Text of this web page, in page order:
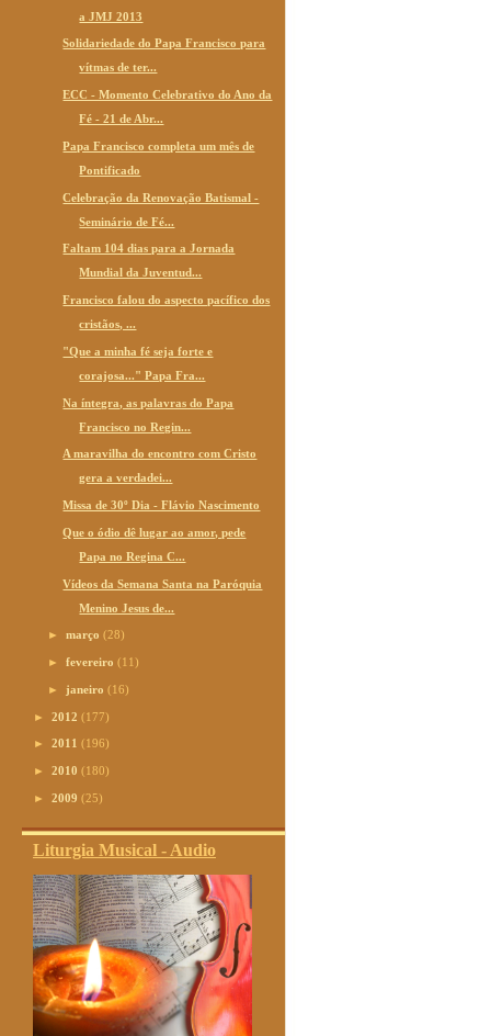
a JMJ 2013
Solidariedade do Papa Francisco para
vítmas de ter...
ECC - Momento Celebrativo do Ano da
Fé - 21 de Abr...
Papa Francisco completa um mês de
Pontificado
Celebração da Renovação Batismal -
Seminário de Fé...
Faltam 104 dias para a Jornada
Mundial da Juventud...
Francisco falou do aspecto pacífico dos
cristãos, ...
"Que a minha fé seja forte e
corajosa..." Papa Fra...
Na íntegra, as palavras do Papa
Francisco no Regin...
A maravilha do encontro com Cristo
gera a verdadei...
Missa de 30º Dia - Flávio Nascimento
Que o ódio dê lugar ao amor, pede
Papa no Regina C...
Vídeos da Semana Santa na Paróquia
Menino Jesus de...
►março(28)
►fevereiro(11)
► janeiro(16)
► 2012 (177)
► 2011 (196)
► 2010 (180)
► 2009 (25)
Liturgia Musical - Audio